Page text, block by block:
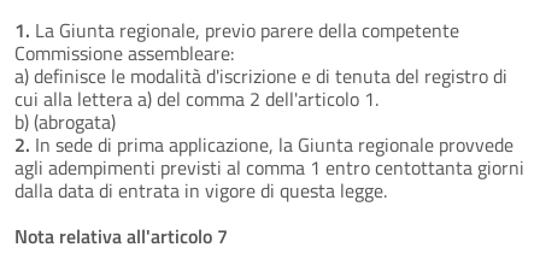
1. La Giunta regionale, previo parere della competente
Commissione assembleare:
a) definisce le modalità d'iscrizione e di tenuta del registro di
cui alla lettera a) del comma 2 dell'articolo 1.
b) (abrogata)
2. In sede di prima applicazione, la Giunta regionale provvede
agli adempimenti previsti al comma 1 entro centottanta giorni
dalla data di entrata in vigore di questa legge.
Nota relativa all'articolo 7